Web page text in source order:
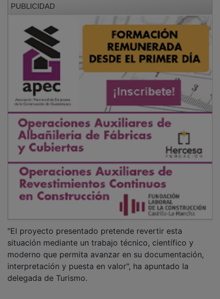
situación mediante un trabajo técnico, científico y
moderno que permita avanzar en su documentación,
interpretación y puesta en valor", ha apuntado la
delegada de Turismo.